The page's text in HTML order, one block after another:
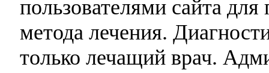
пользователями сайта
метода лечения.
только лечащий врач.